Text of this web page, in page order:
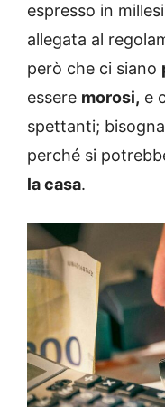
espresso in
allegata al
però che ci siano
essere morosi, e
spettanti;
perché si
la casa.